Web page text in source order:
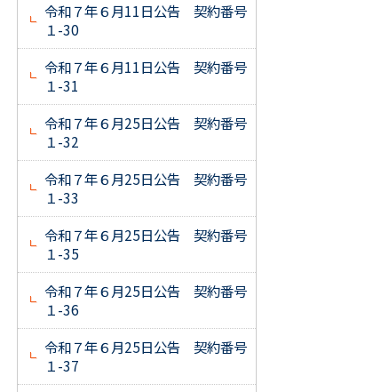
令和７年６月11日公告 契約番号
１-30
令和７年６月11日公告 契約番号
１-31
令和７年６月25日公告 契約番号
１-32
令和７年６月25日公告 契約番号
１-33
令和７年６月25日公告 契約番号
１-35
令和７年６月25日公告 契約番号
１-36
令和７年６月25日公告 契約番号
１-37